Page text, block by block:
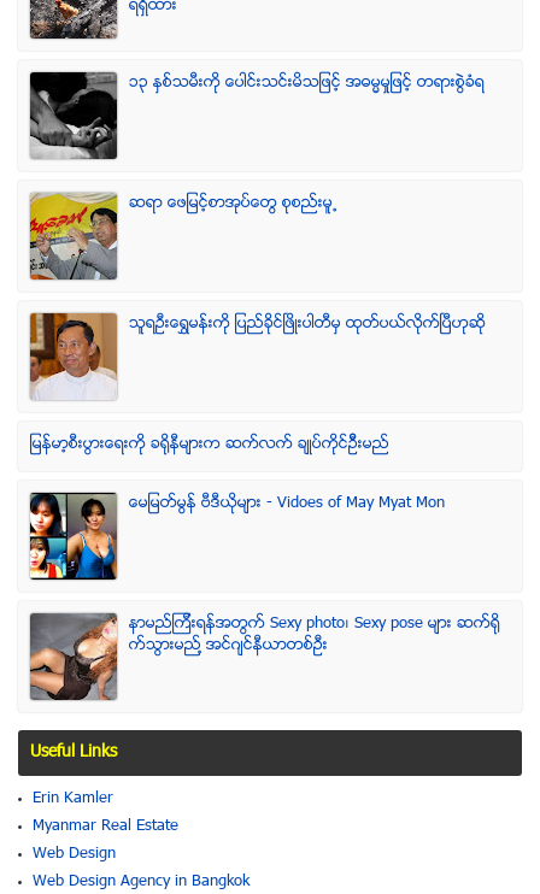
ရရွိထား
၁၃ ႏွစ္သမီးကို ေပါင္းသင္းမိသျဖင့္ အဓမၼမႈျဖင့္ တရားစြဲခံရ
ဆရာ ေဖျမင့္စာအုပ္ေတြ စုစည္းမူ႕
သူရဦးေရႊမန္းကို ျပည္ခိုင္ျဖိဳးပါတီမွ ထုတ္ပယ္လိုက္ျပီဟုဆို
ျမန္မာ့စီးပြားေရးကို ခရိုနီမ်ားက ဆက္လက္ ခ်ဳပ္ကိုင္ဥိီးမည္
ေမျမတ္မြန္ ဗီဒီယုိမ်ား - Vidoes of May Myat Mon
နာမည္ၾကီးရန္အတြက္ Sexy photo၊ Sexy pose မ်ား ဆက္ရို
က္သြားမည္႔ အင္ဂ်င္နီယာတစ္ဦး
Useful Links
Erin Kamler
Myanmar Real Estate
Web Design
Web Design Agency in Bangkok